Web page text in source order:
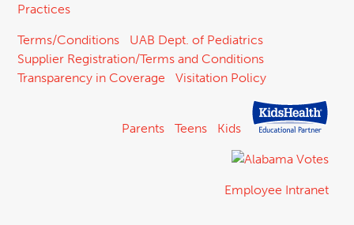
Practices
Terms/Conditions
UAB Dept. of Pediatrics
Supplier Registration/Terms and Conditions
Transparency in Coverage
Visitation Policy
Parents Teens Kids
Employee Intranet